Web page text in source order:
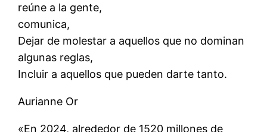
reúne a la gente,
comunica,
Dejar de molestar a aquellos que no dominan
algunas reglas,
Incluir a aquellos que pueden darte tanto.
Aurianne Or
«En 2024, alrededor de 1520 millones de